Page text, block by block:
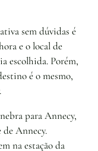
sem dúvidas é
e o local de
escolhida. Porém,
é o mesmo,
para Annecy,
de Annecy.
na estação da